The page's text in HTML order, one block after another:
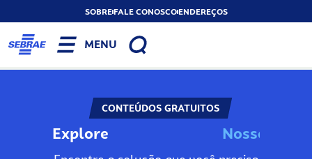
SOBREFALE CONOSCOENDEREÇOS
MENU
CONTEÚDOS GRATUITOS
Explore No